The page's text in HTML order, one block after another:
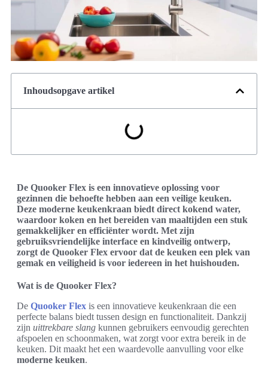
Inhoudsopgave artikel
De Quooker Flex is een innovatieve oplossing voor
gezinnen die behoefte hebben aan een veilige keuken.
Deze moderne keukenkraan biedt direct kokend water,
waardoor koken en het bereiden van maaltijden een stuk
gemakkelijker en efficiënter wordt. Met zijn
gebruiksvriendelijke interface en kindveilig ontwerp,
zorgt de Quooker Flex ervoor dat de keuken een plek van
gemak en veiligheid is voor iedereen in het huishouden.
Wat is de Quooker Flex?
De Quooker Flex is een innovatieve keukenkraan die een
perfecte balans biedt tussen design en functionaliteit. Dankzij
zijn uittrekbare slang kunnen gebruikers eenvoudig gerechten
afspoelen en schoonmaken, wat zorgt voor extra bereik in de
keuken. Dit maakt het een waardevolle aanvulling voor elke
moderne keuken.